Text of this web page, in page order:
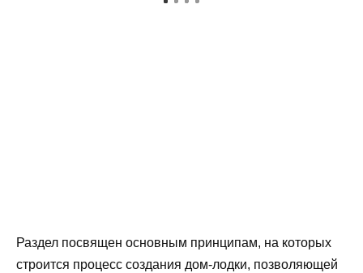
Раздел посвящен основным принципам, на которых
строится процесс создания дом-лодки, позволяющей